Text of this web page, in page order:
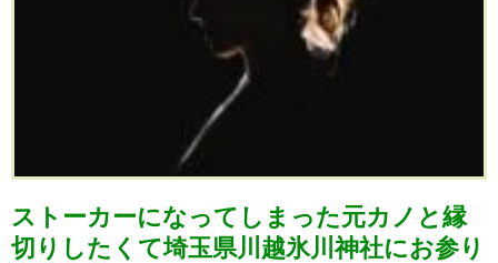
ストーカーになってしまった元カノと縁
切りしたくて埼玉県川越氷川神社にお参り